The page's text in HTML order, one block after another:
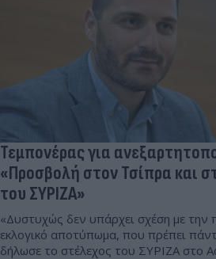
Τεμπονέρας για
«Προσβολή στον Τσίπρα και
του ΣΥΡΙΖΑ»
«Δυστυχώς δεν υπάρχει σχέση με την
εκλογικό αποτύπωμα, που πρέπει
δήλωσε το στέλεχος του ΣΥΡΙΖΑ στο